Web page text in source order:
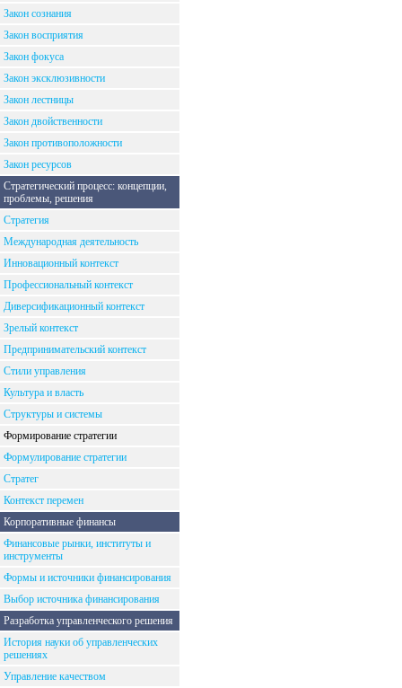
Закон сознания
Закон восприятия
Закон фокуса
Закон эксклюзивности
Закон лестницы
Закон двойственности
Закон противоположности
Закон ресурсов
Стратегический процесс: концепции,
проблемы, решения
Стратегия
Международная деятельность
Инновационный контекст
Профессиональный контекст
Диверсификационный контекст
Зрелый контекст
Предпринимательский контекст
Стили управления
Культура и власть
Структуры и системы
Формирование стратегии
Формулирование стратегии
Стратег
Контекст перемен
Корпоративные финансы
Финансовые рынки, институты и
инструменты
Формы и источники финансирования
Выбор источника финансирования
Разработка управленческого решения
История науки об управленческих
решениях
Управление качеством